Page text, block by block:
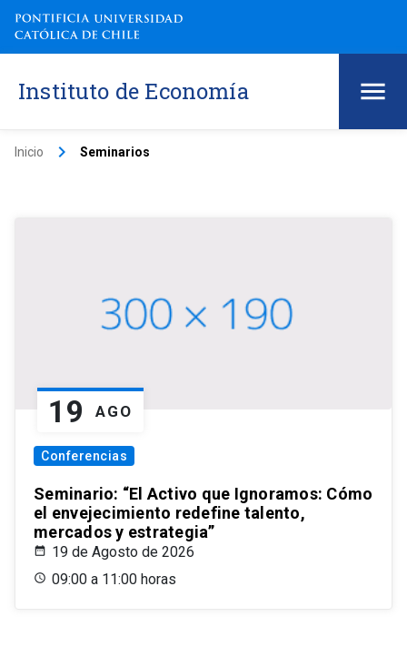
Instituto de Economía
Inicio keyboard_arrow_right Seminarios
19 AGO
Conferencias
Seminario: “El Activo que Ignoramos: Cómo
el envejecimiento redefine talento,
mercados y estrategia”
19 de Agosto de 2026
09:00 a 11:00 horas